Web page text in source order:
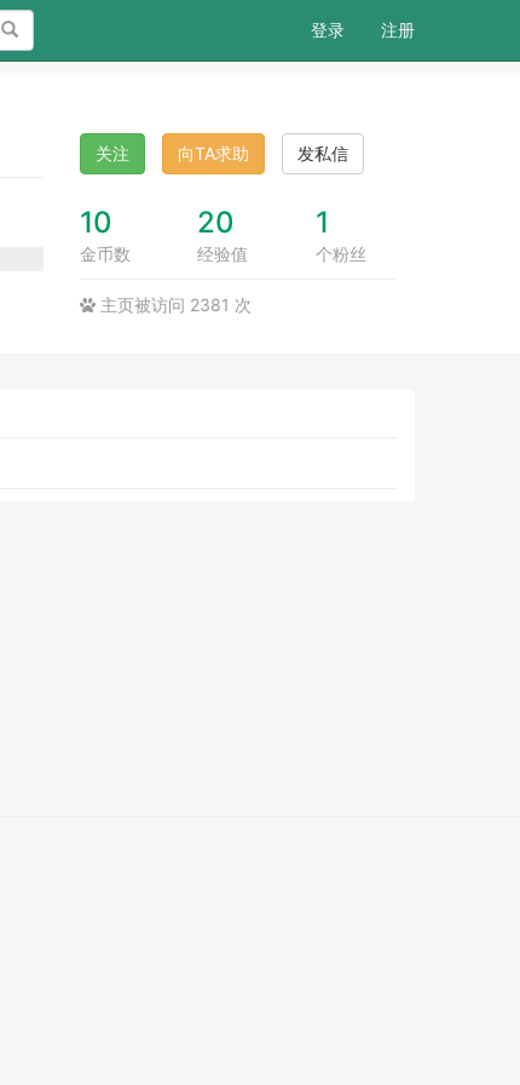
搜索 登录 注册
关注 向TA求助 发私信
10
金币数
20
经验值
1
个粉丝
主页被访问 2381 次